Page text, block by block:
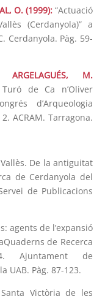
O. (1999):“Actuació
(Cerdanyola)” a
Cerdanyola. Pàg. 59-
M.
de Ca n’Oliver
d’Arqueologia
ACRAM. Tarragona.
De la antiguitat
de Cerdanyola del
de Publicacions
agents de l’expansió
de Recerca
Ajuntament de
UAB. Pàg. 87-123.
Victòria de les